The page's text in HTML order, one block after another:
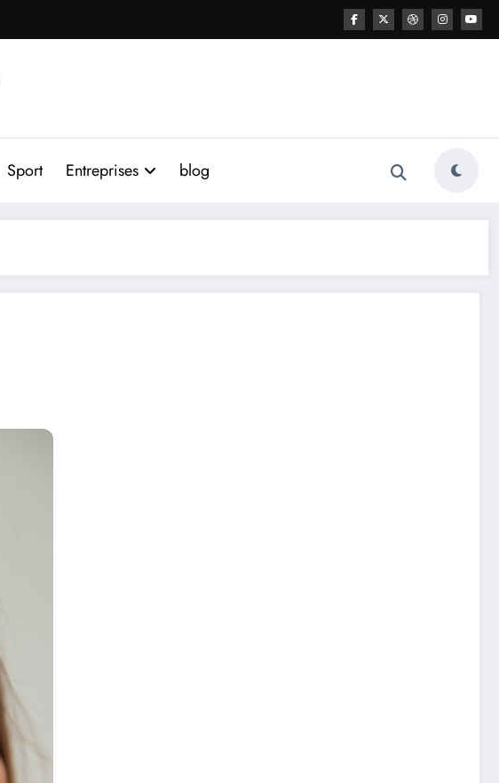
Sport Entreprises blog